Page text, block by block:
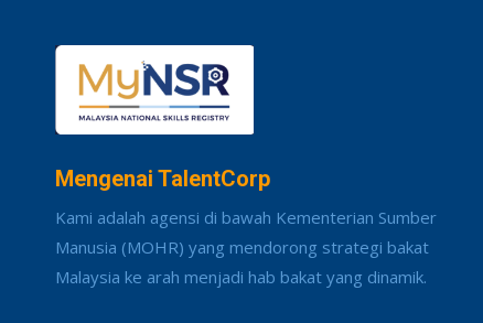
Mengenai TalentCorp
Kami adalah agensi di bawah Kementerian Sumber
Manusia (MOHR) yang mendorong strategi bakat
Malaysia ke arah menjadi hab bakat yang dinamik.